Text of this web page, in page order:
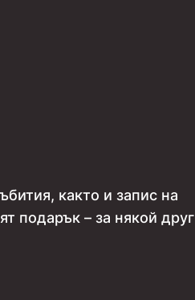
както и запис на
подарък – за някой друг